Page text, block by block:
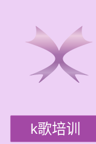
k歌培训